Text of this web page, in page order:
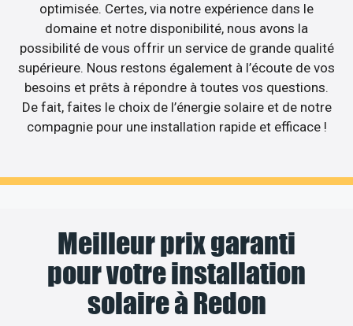
optimisée. Certes, via notre expérience dans le
domaine et notre disponibilité, nous avons la
possibilité de vous offrir un service de grande qualité
supérieure. Nous restons également à l’écoute de vos
besoins et prêts à répondre à toutes vos questions.
De fait, faites le choix de l’énergie solaire et de notre
compagnie pour une installation rapide et efficace !
Meilleur prix garanti
pour votre installation
solaire à Redon